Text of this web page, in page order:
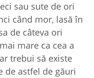
sau sute de ori
când mor, lasă în
de câteva ori
mare ca cea a
trebui să existe
de astfel de găuri